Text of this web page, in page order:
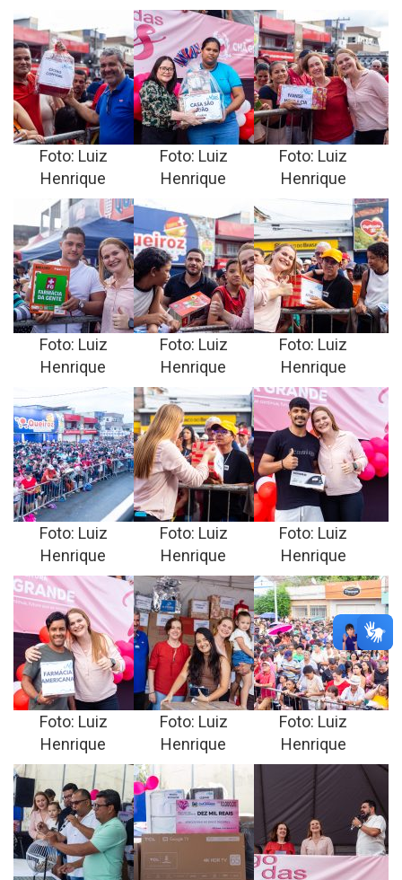
Foto: Luiz
Henrique
Foto: Luiz
Henrique
Foto: Luiz
Henrique
Foto: Luiz
Henrique
Foto: Luiz
Henrique
Foto: Luiz
Henrique
Foto: Luiz
Henrique
Foto: Luiz
Henrique
Foto: Luiz
Henrique
Foto: Luiz
Henrique
Foto: Luiz
Henrique
Foto: Luiz
Henrique